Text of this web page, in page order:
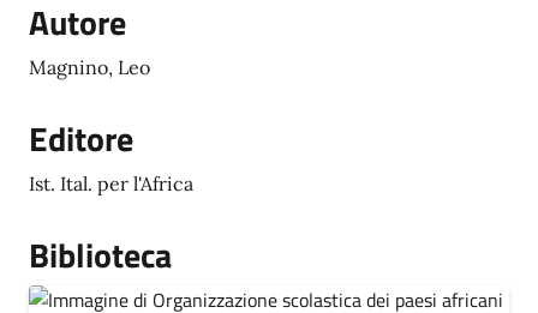
Autore
Magnino, Leo
Editore
Ist. Ital. per l'Africa
Biblioteca